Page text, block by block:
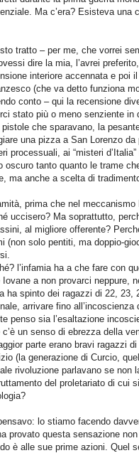
Ma c’era? Esisteva una
tratto – per me, che vorrei
dire la mia, l’avrei
interiore accennata e poi
(che va detto funziona
conto – qui la recensione
stato più o meno senziente in
pistole che sparavano, la
una pizza a San Lorenzo
processuali, ai “misteri
oscuro tanto quanto le trame
ma anche a scelta di
prima che nel
uccisero? Ma soprattutto,
al migliore offerente?
(non solo pentiti, ma doppio-
l’infamia ha a che fare con
Iovane a non provarci neppure,
ha spinto dei ragazzi di 22, 23,
arrivare fino
penso sia l’esaltazione
c’è un senso di ebrezza della
parte erano bravi ragazzi
(la generazione di Curcio,
rivoluzione parlavano se non
del proletariato di cui
lo stiamo facendo
provato questa sensazione
è alle sue prime azioni. Quel